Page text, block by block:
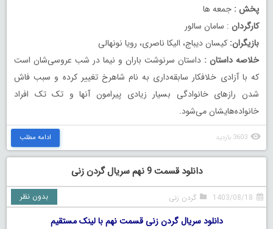
پخش : جمعه ها
کارگردان : سامان سالور
بازیگران: کیسان دیباج، الیکا ناصری، رویا نونهالی
خلاصه داستان : داستان سرنوشت باران و نیما در شب عروسی‌شان است
که با آزادی خلافکار سابقه‌داری به نام شاهرخ تغییر کرده و سبب فاش
شدن رازهای خانوادگی بسیار زیادی پیرامون آنها و تک تک افراد
خانواده‌هایشان می‌شود.
3603 بازدید ادامه مطلب
دانلود قسمت 9 نهم سریال گردن زنی
1403/08/18 گردن زنی بدون نظر
دانلود سریال گردن زنی قسمت نهم با لینک مستقیم